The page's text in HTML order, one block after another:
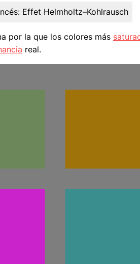
Effet Helmholtz–Kohlrausch
por la que los colores más
real.